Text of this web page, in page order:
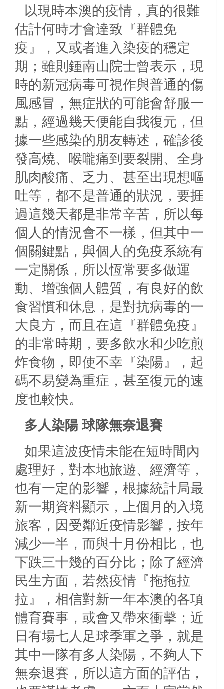
以現時本澳的疫情，真的很難
估計何時才會達致『群體免
疫』，又或者進入染疫的穩定
期；雖則鍾南山院士曾表示，現
時的新冠病毒可視作與普通的傷
風感冒，無症狀的可能會舒服一
點，經過幾天便能自我復元，但
據一些感染的朋友轉述，確診後
發高燒、喉嚨痛到要裂開、全身
肌肉酸痛、乏力、甚至出現想嘔
吐等，都不是普通的狀況，要捱
過這幾天都是非常辛苦，所以每
個人的情況會不一樣，但其中一
個關鍵點，與個人的免疫系統有
一定關係，所以恆常要多做運
動、增強個人體質，有良好的飲
食習慣和休息，是對抗病毒的一
大良方，而且在這『群體免疫』
的非常時期，要多飲水和少吃煎
炸食物，即使不幸『染陽』，起
碼不易變為重症，甚至復元的速
度也較快。
多人染陽球隊無奈退賽
如果這波疫情未能在短時間內
處理好，對本地旅遊、經濟等，
也有一定的影響，根據統計局最
新一期資料顯示，上個月的入境
旅客，因受鄰近疫情影響，按年
減少一半，而與十月份相比，也
下跌三十幾的百分比；除了經濟
民生方面，若然疫情『拖拖拉
拉』，相信對新一年本澳的各項
體育賽事，或會又帶來衝擊；近
日有場七人足球季軍之爭，就是
其中一隊有多人染陽，不夠人下
無奈退賽，所以這方面的評估，